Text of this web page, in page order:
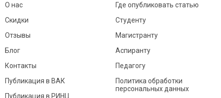
О нас
Скидки
Отзывы
Блог
Контакты
Где опубликовать статью
Студенту
Магистранту
Аспиранту
Педагогу
Публикация в ВАК
Публикация в РИНЦ
Политика обработки
персональных данных